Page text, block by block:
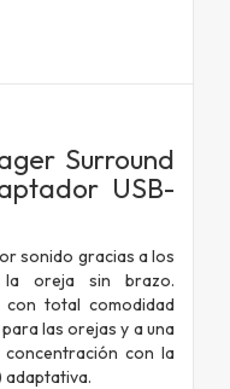
Surround
USB-
sonido gracias a los
la oreja sin brazo.
total comodidad
las orejas y a una
concentración con la
adaptativa.